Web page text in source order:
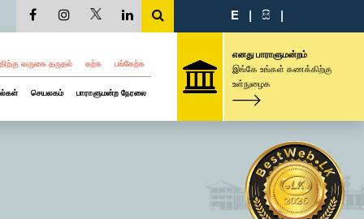
E | සි |
வருகை தருதல் கற்க பங்கேற்க
செயலகம் பாராளுமன்ற நேரலை
எனது பாராளுமன்றம்
இங்கே உங்கள் கணக்கிற்கு
உள்நுழைக